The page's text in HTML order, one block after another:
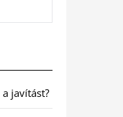
javítást?